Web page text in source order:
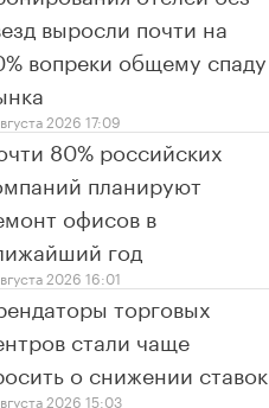
выросли почти на
вопреки общему спаду
2026 17:09
80% российских
планируют
офисов в
год
2026 16:01
торговых
стали чаще
о снижении ставок
2026 15:03